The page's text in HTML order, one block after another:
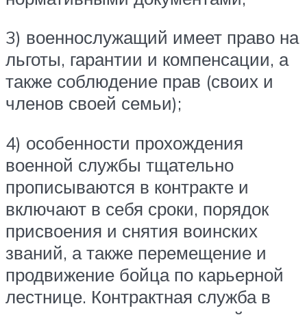
3) военнослужащий имеет право на
льготы, гарантии и компенсации, а
также соблюдение прав (своих и
членов своей семьи);
4) особенности прохождения
военной службы тщательно
прописываются в контракте и
включают в себя сроки, порядок
присвоения и снятия воинских
званий, а также перемещение и
продвижение бойца по карьерной
лестнице. Контрактная служба в